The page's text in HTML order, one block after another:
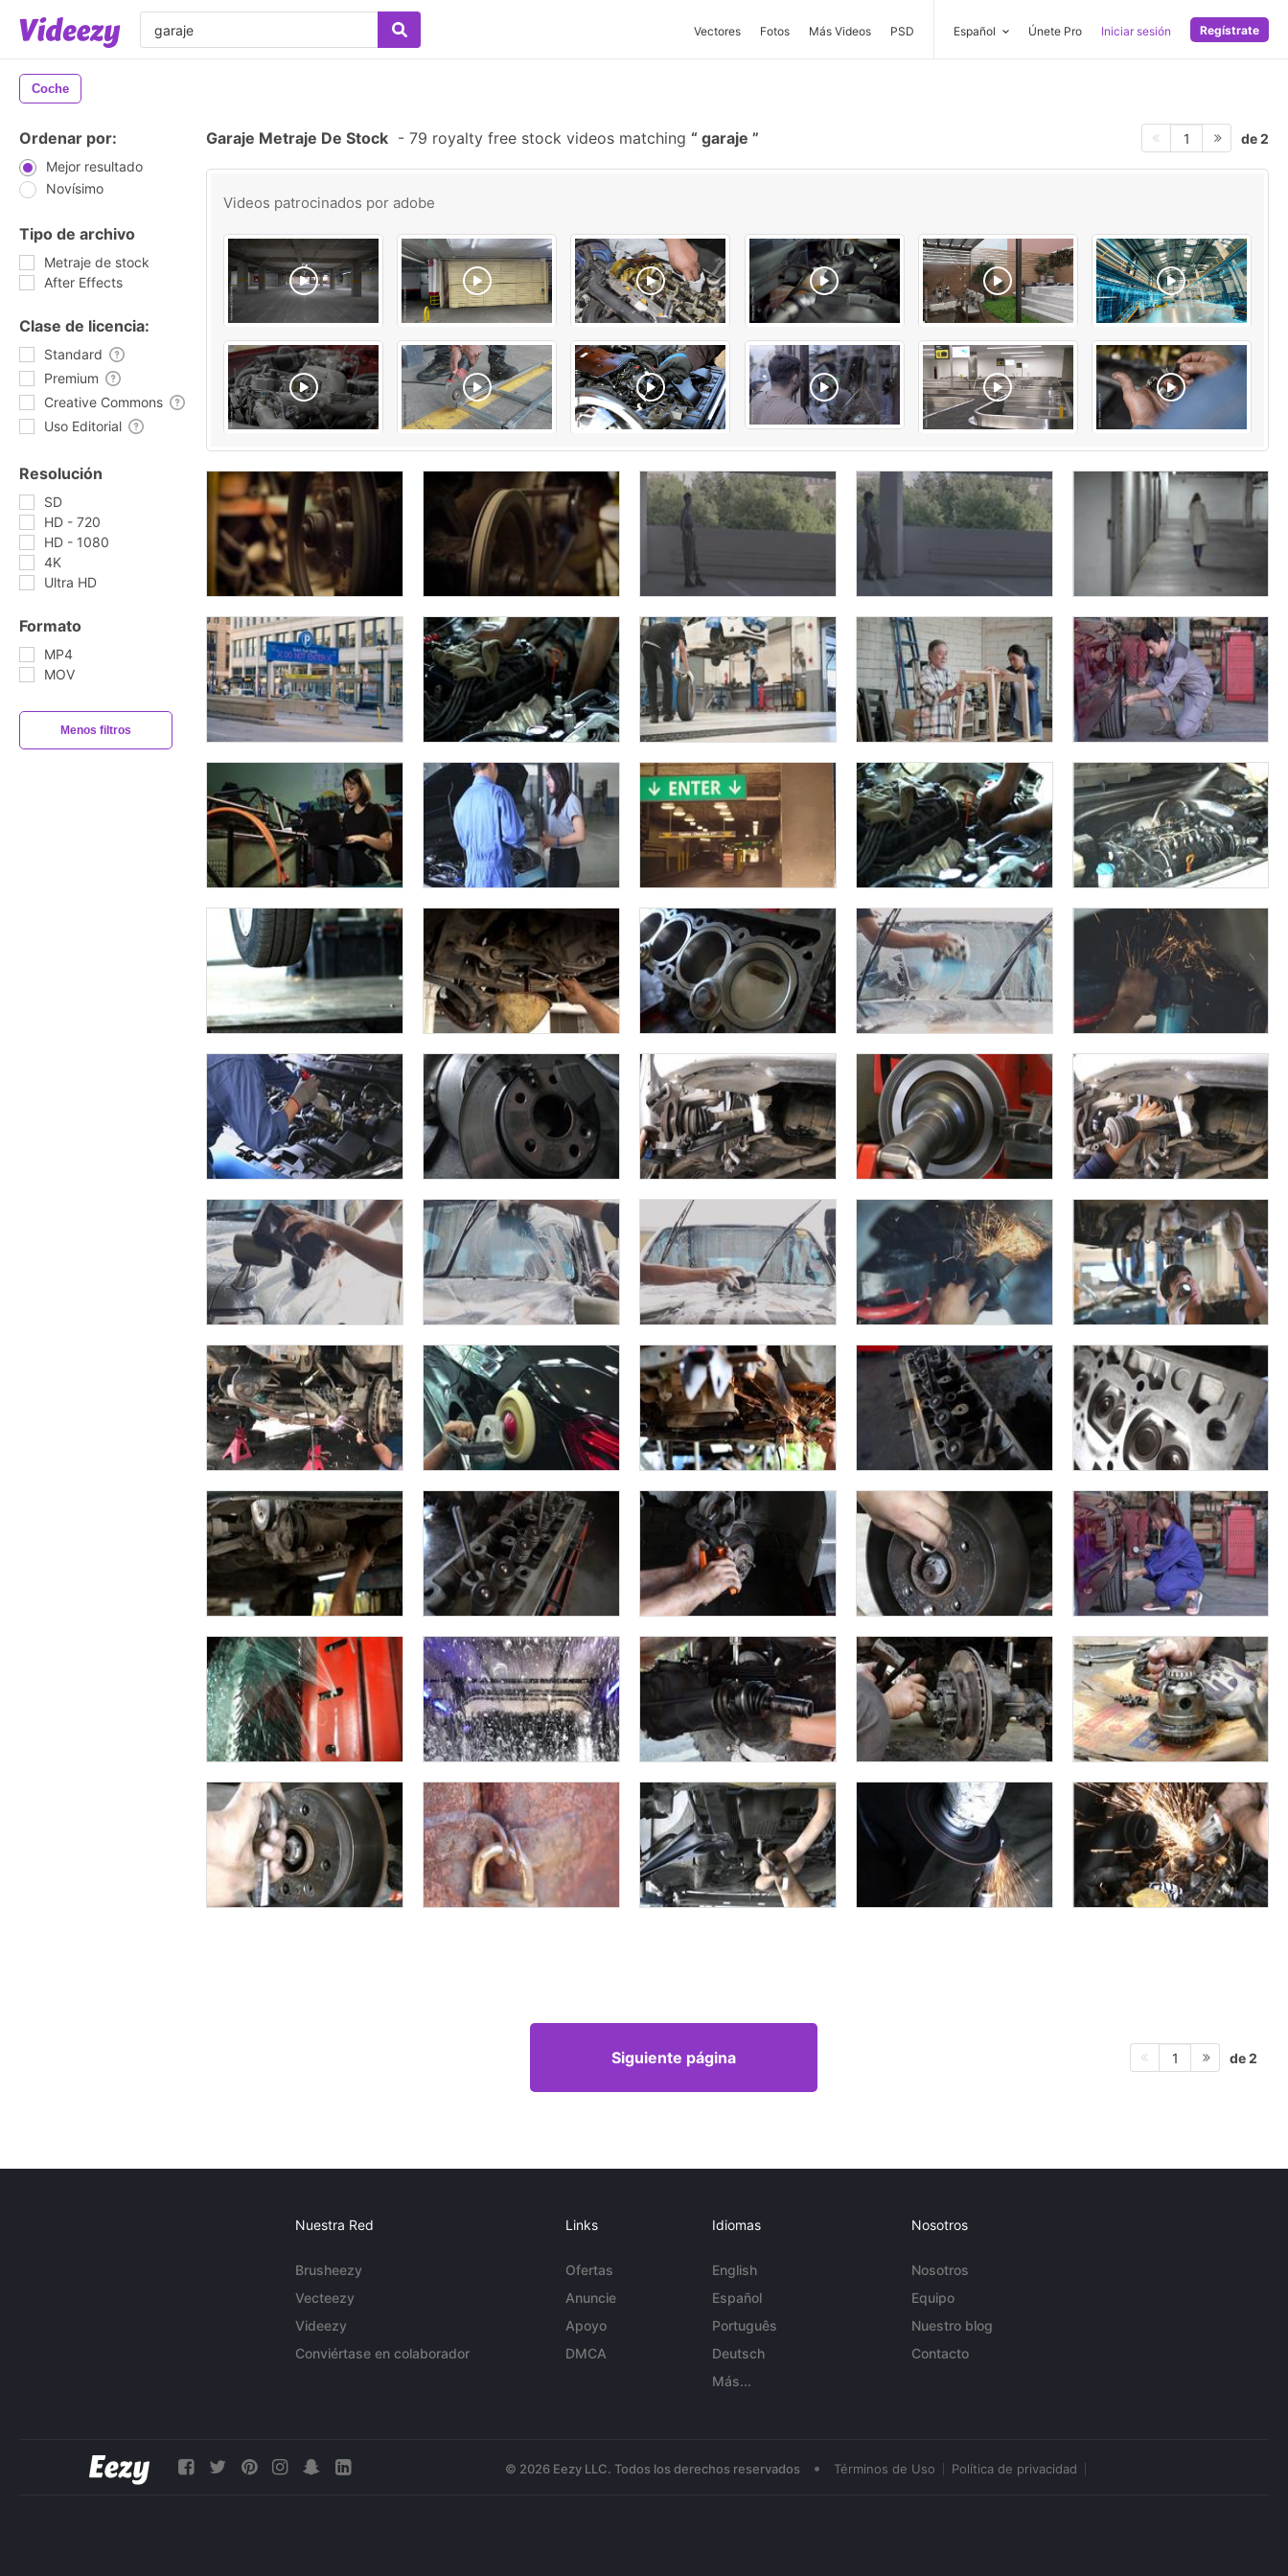
Vectores Fotos Más Videos PSD Español Únete Pro Iniciar sesión Regístrate
Coche
Ordenar por:
Mejor resultado
Novísimo
Tipo de archivo
Metraje de stock
After Effects
Clase de licencia:
Standard
Premium
Creative Commons
Uso Editorial
Resolución
SD
HD - 720
HD - 1080
4K
Ultra HD
Formato
MP4
MOV
Menos filtros
Garaje Metraje De Stock - 79 royalty free stock videos matching garaje 1 de 2
Videos patrocinados por adobe
Siguiente página 1 de 2
Nuestra Red
Brusheezy
Vecteezy
Videezy
Conviértase en colaborador
Links
Ofertas
Anuncie
Apoyo
DMCA
Idiomas
English
Español
Português
Deutsch
Más...
Nosotros
Nosotros
Equipo
Nuestro blog
Contacto
© 2026 Eezy LLC. Todos los derechos reservados • Términos de Uso Política de privacidad